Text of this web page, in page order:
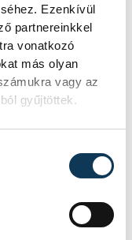
Ezenkívül
partnereinkkel
vonatkozó
más olyan
vagy az
gyűjtöttek.
elnöke, Nagy
hogy
művészeti
2001 óta
A
tanár
utólag